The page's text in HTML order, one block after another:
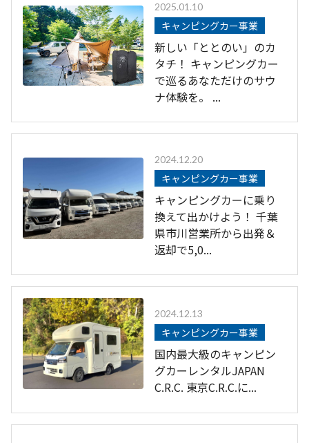
2025.01.10
キャンピングカー事業
新しい「ととのい」のカ
タチ！ キャンピングカー
で巡るあなただけのサウ
ナ体験を。 ...
2024.12.20
キャンピングカー事業
キャンピングカーに乗り
換えて出かけよう！ 千葉
県市川営業所から出発＆
返却で5,0...
2024.12.13
キャンピングカー事業
国内最大級のキャンピン
グカーレンタルJAPAN
C.R.C. 東京C.R.C.に...